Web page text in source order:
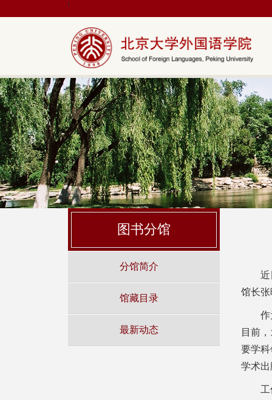
|
图书分馆
分馆简介
馆藏目录
最新动态
近
馆长张
作
目前
要学
学术出